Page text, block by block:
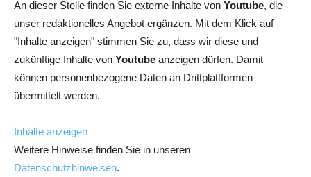
An dieser Stelle finden Sie externe Inhalte von Youtube, die
unser redaktionelles Angebot ergänzen. Mit dem Klick auf
"Inhalte anzeigen" stimmen Sie zu, dass wir diese und
zukünftige Inhalte von Youtube anzeigen dürfen. Damit
können personenbezogene Daten an Drittplattformen
übermittelt werden.
Inhalte anzeigen
Weitere Hinweise finden Sie in unseren
Datenschutzhinweisen.